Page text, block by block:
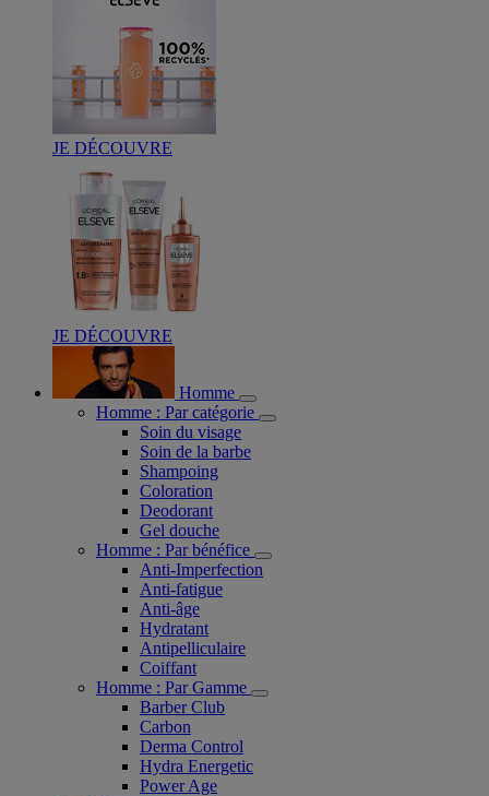
JE DÉCOUVRE
JE DÉCOUVRE
Homme
Homme : Par catégorie
Soin du visage
Soin de la barbe
Shampoing
Coloration
Deodorant
Gel douche
Homme : Par bénéfice
Anti-Imperfection
Anti-fatigue
Anti-âge
Hydratant
Antipelliculaire
Coiffant
Homme : Par Gamme
Barber Club
Carbon
Derma Control
Hydra Energetic
Power Age